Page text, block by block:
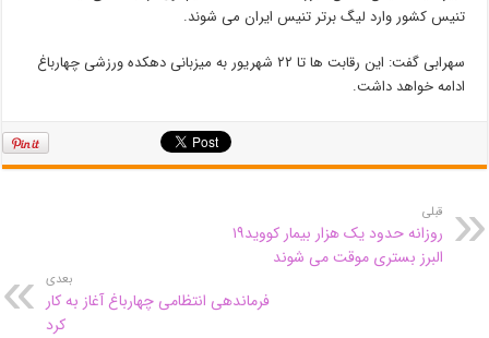
تنیس کشور وارد لیگ برتر تنیس ایران می شوند.
سهرابی گفت: این رقابت ها تا ۲۲ شهریور به میزبانی دهکده ورزشی چهارباغ
ادامه خواهد داشت.
قبلی
روزانه حدود یک هزار بیمار کووید۱۹
البرز بستری موقت می شوند
بعدی
فرماندهی انتظامی چهارباغ آغاز به کار
کرد